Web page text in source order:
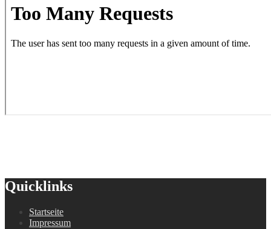
Quicklinks
Startseite
Impressum